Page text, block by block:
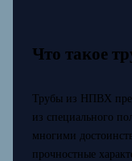
Что такое
Трубы из НПВХ
из специального
многими
прочностные